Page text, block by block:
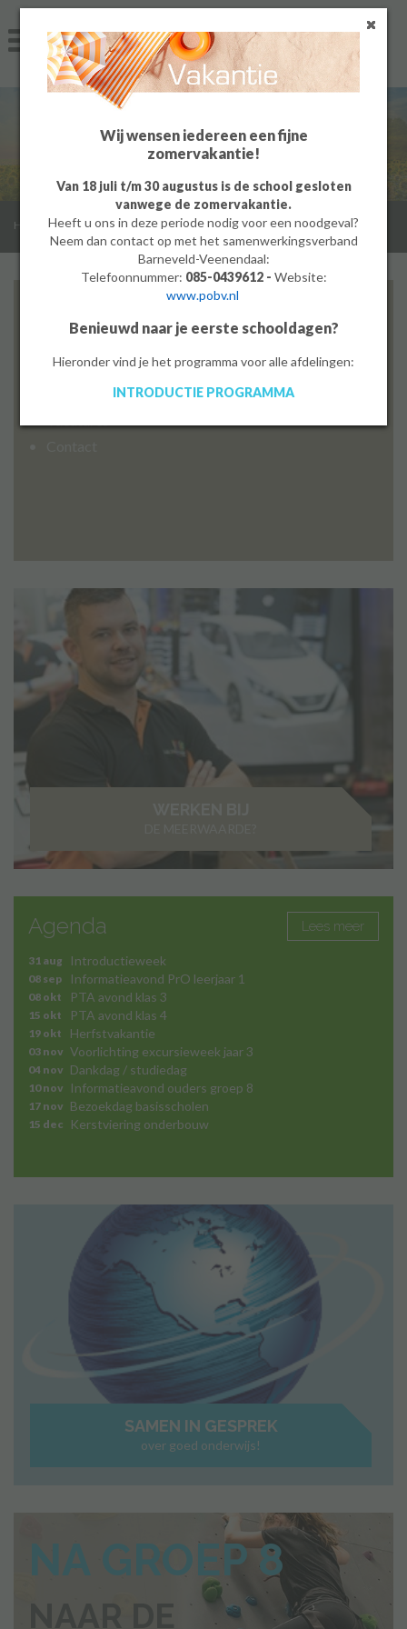
Wij wensen iedereen een fijne
zomervakantie!
Van 18 juli t/m 30 augustus is de school gesloten
vanwege de zomervakantie.
Heeft u ons in deze periode nodig voor een noodgeval?
Neem dan contact op met het samenwerkingsverband
Barneveld-Veenendaal:
Telefoonnummer: 085-0439612 - Website:
www.pobv.nl
Benieuwd naar je eerste schooldagen?
Hieronder vind je het programma voor alle afdelingen:
INTRODUCTIE PROGRAMMA
Algemeen
Werken bij
Home /
Schoolvakantie
MEERweten - nieuwsbrief
Agenda
31 aug Introductieweek
08 sep Informatieavond PrO leerjaar 1
08 okt PTA avond klas 3
15 okt PTA avond klas 4
19 okt Herfstvakantie
03 nov Voorlichting excursieweek jaar 3
04 nov Dankdag / studiedag
10 nov Informatieavond ouders groep 8
17 nov Bezoekdag basisscholen
15 dec Kerstviering onderbouw
Lees meer
SAMEN IN GESPREK
over goed onderwijs!
NA GROEP 8